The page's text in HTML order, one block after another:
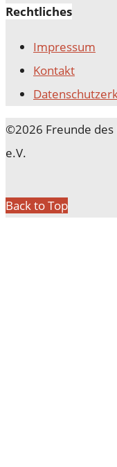
Rechtliches
Impressum
Kontakt
©2026 Freunde des
e.V.
Back to Top